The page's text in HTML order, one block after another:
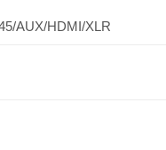
AUX/HDMI/XLR